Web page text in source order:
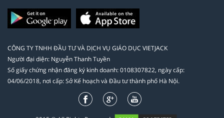
CÔNG TY TNHH ĐẦU TƯ VÀ DỊCH VỤ GIÁO DỤC VIETJACK
Người đại diện: Nguyễn Thanh Tuyền
Số giấy chứng nhận đăng ký kinh doanh: 0108307822, ngày cấp:
04/06/2018, nơi cấp: Sở Kế hoạch và Đầu tư thành phố Hà Nội.